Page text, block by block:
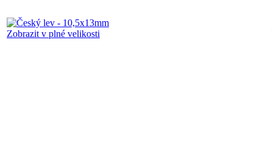
Zobrazit v plné velikosti